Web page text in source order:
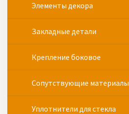
Элементы декора
Закладные детали
Крепление боковое
Сопутствующие материалы
Уплотнители для стекла